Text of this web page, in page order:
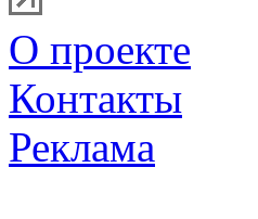
О проекте
Контакты
Реклама